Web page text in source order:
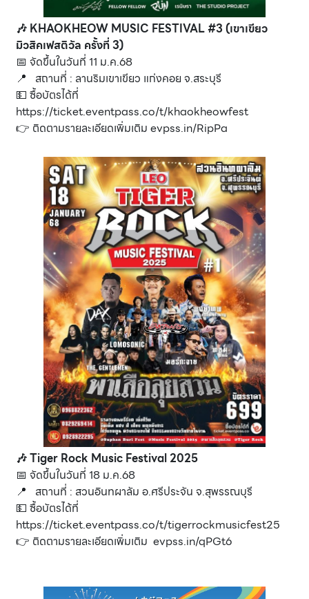
🎶 KHAOKHEOW MUSIC FESTIVAL #3 (เขาเขียว
มิวสิคเฟสติวัล ครั้งที่ 3)
📅 จัดขึ้นในวันที่ 11 ม.ค.68
📍 สถานที่ : ลานริมเขาเขียว แก่งคอย จ.สระบุรี
💵 ซื้อบัตรได้ที่
https://ticket.eventpass.co/t/khaokheowfest
👉 ติดตามรายละเอียดเพิ่มเติม evpss.in/RipPa
🎶 Tiger Rock Music Festival 2025
📅 จัดขึ้นในวันที่ 18 ม.ค.68
📍 สถานที่ : สวนอินทผาลัม อ.ศรีประจัน จ.สุพรรณบุรี
💵 ซื้อบัตรได้ที่
https://ticket.eventpass.co/t/tigerrockmusicfest25
👉 ติดตามรายละเอียดเพิ่มเติม evpss.in/qPGt6